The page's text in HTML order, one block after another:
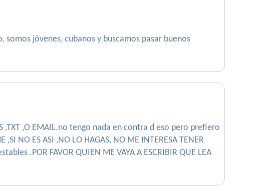
jóvenes, cubanos y buscamos pasar buenos
,TXT ,O EMAIL.no tengo nada en contra d eso pero prefiero
NO ES ASI ,NO LO HAGAS, NO ME INTERESA TENER
.POR FAVOR QUIEN ME VAYA A ESCRIBIR QUE LEA